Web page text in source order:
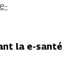
e-
la e-santé